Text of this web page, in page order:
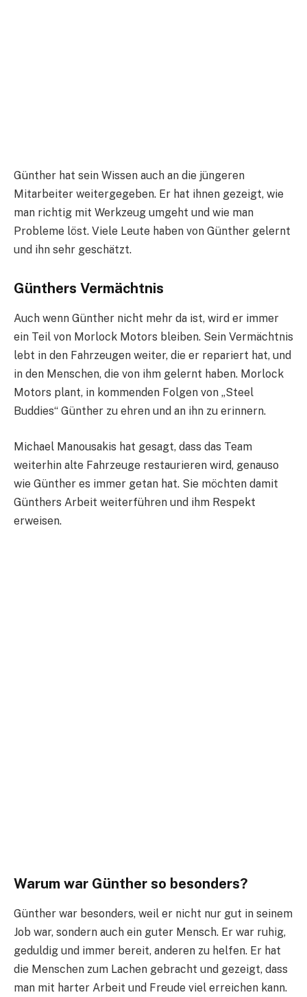
Günther hat sein Wissen auch an die jüngeren
Mitarbeiter weitergegeben. Er hat ihnen gezeigt, wie
man richtig mit Werkzeug umgeht und wie man
Probleme löst. Viele Leute haben von Günther gelernt
und ihn sehr geschätzt.
Günthers Vermächtnis
Auch wenn Günther nicht mehr da ist, wird er immer
ein Teil von Morlock Motors bleiben. Sein Vermächtnis
lebt in den Fahrzeugen weiter, die er repariert hat, und
in den Menschen, die von ihm gelernt haben. Morlock
Motors plant, in kommenden Folgen von „Steel
Buddies“ Günther zu ehren und an ihn zu erinnern.
Michael Manousakis hat gesagt, dass das Team
weiterhin alte Fahrzeuge restaurieren wird, genauso
wie Günther es immer getan hat. Sie möchten damit
Günthers Arbeit weiterführen und ihm Respekt
erweisen.
Warum war Günther so besonders?
Günther war besonders, weil er nicht nur gut in seinem
Job war, sondern auch ein guter Mensch. Er war ruhig,
geduldig und immer bereit, anderen zu helfen. Er hat
die Menschen zum Lachen gebracht und gezeigt, dass
man mit harter Arbeit und Freude viel erreichen kann.